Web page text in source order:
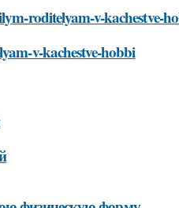
roditelyam-v-kachestve-
v-kachestve-hobbi